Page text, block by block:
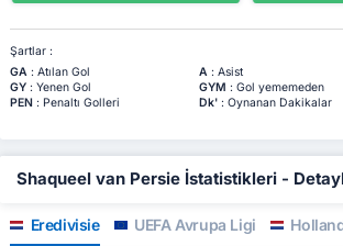
Şartlar :
GA: Atılan Gol A: Asist
GY: Yenen Gol GYM : Gol yememeden
PEN: Penaltı Golleri Dk': Oynanan Dakikalar
Shaqueel van Persie İstatistikleri -
Eredivisie UEFA Avrupa Ligi